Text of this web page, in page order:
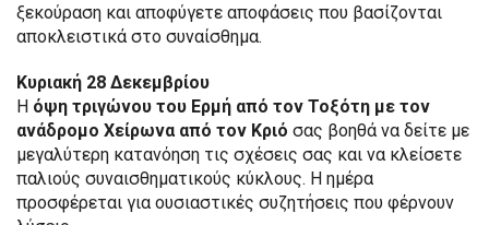
ξεκούραση και αποφύγετε αποφάσεις που βασίζονται
αποκλειστικά στο συναίσθημα.
Κυριακή 28 Δεκεμβρίου
Η όψη τριγώνου του Ερμή από τον Τοξότη με τον
ανάδρομο Χείρωνα από τον Κριό σας βοηθά να δείτε με
μεγαλύτερη κατανόηση τις σχέσεις σας και να κλείσετε
παλιούς συναισθηματικούς κύκλους. Η ημέρα
προσφέρεται για ουσιαστικές συζητήσεις που φέρνουν